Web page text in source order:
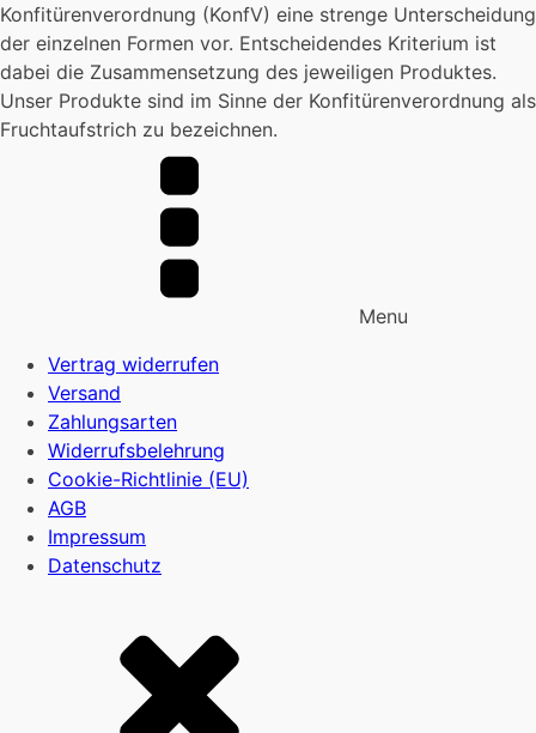
Konfitürenverordnung (KonfV) eine strenge Unterscheidung
der einzelnen Formen vor. Entscheidendes Kriterium ist
dabei die Zusammensetzung des jeweiligen Produktes.
Unser Produkte sind im Sinne der Konfitürenverordnung als
Fruchtaufstrich zu bezeichnen.
Menu
Vertrag widerrufen
Versand
Zahlungsarten
Widerrufsbelehrung
Cookie-Richtlinie (EU)
AGB
Impressum
Datenschutz